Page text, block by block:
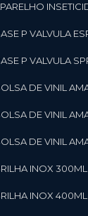
APARELHO
BASE P VALVULA
BASE P VALVULA
BOLSA DE VINIL
BOLSA DE VINIL
BOLSA DE VINIL
BRILHA INOX
BRILHA INOX